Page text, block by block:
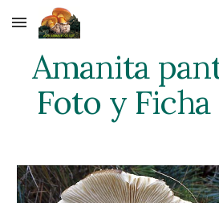
Skip to main content
Amanita
Foto y